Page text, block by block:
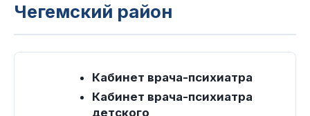
Чегемский район
Кабинет врача-психиатра
Кабинет врача-психиатра
детского